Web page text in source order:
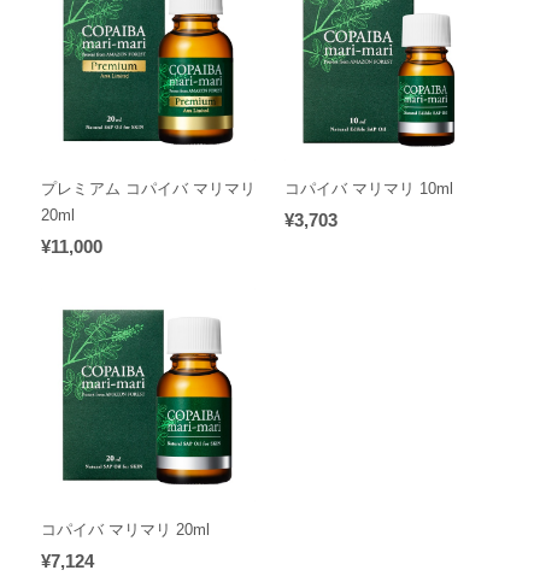
プレミアム コパイバ マリマリ
20ml
¥11,000
コパイバ マリマリ 10ml
¥3,703
コパイバ マリマリ 20ml
¥7,124